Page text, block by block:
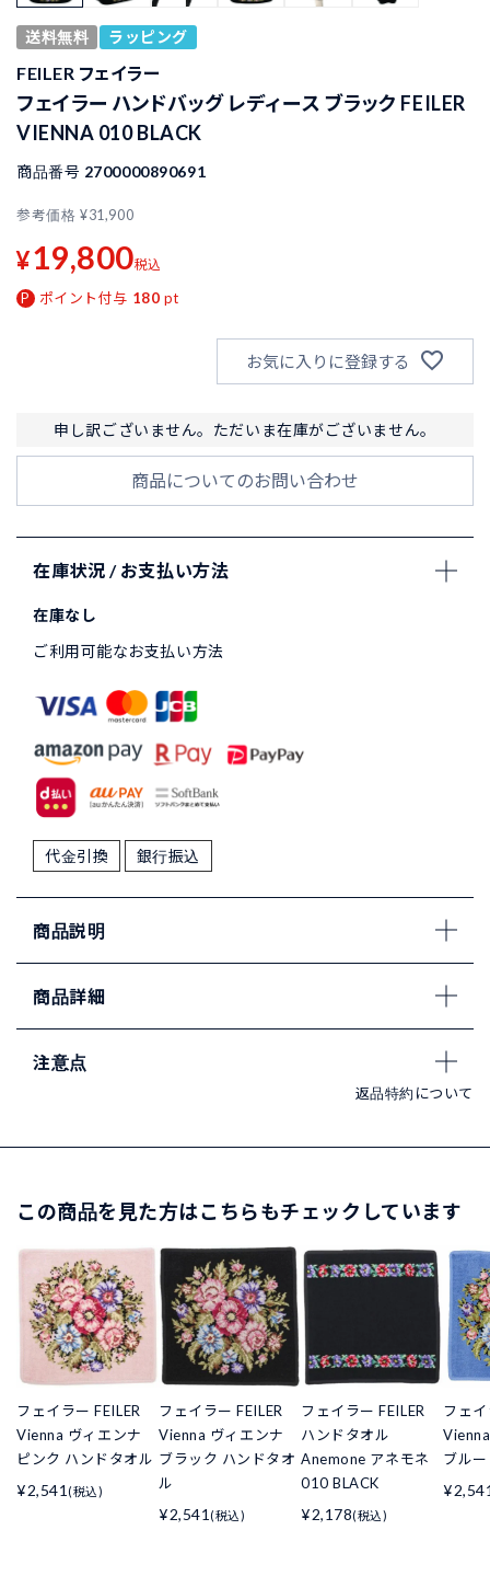
送料無料 ラッピング
FEILER フェイラー
フェイラー ハンドバッグ レディース ブラック FEILER
VIENNA 010 BLACK
商品番号 2700000890691
参考価格 ¥31,900
¥19,800税込
ポイント付与 180 pt
お気に入りに登録する
申し訳ございません。ただいま在庫がございません。
商品についてのお問い合わせ
在庫状況 / お支払い方法
在庫なし
ご利用可能なお支払い方法
代金引換 銀行振込
商品説明
商品詳細
注意点
返品特約について
この商品を見た方はこちらもチェックしています
フェイラー FEILER
Vienna ヴィエンナ
ピンク ハンドタオル
¥2,541 (税込)
フェイラー FEILER
Vienna ヴィエンナ
ブラック ハンドタオ
ル
¥2,541 (税込)
フェイラー FEILER
ハンドタオル
Anemone アネモネ
010 BLACK
¥2,178(税込)
フェイ
ブル